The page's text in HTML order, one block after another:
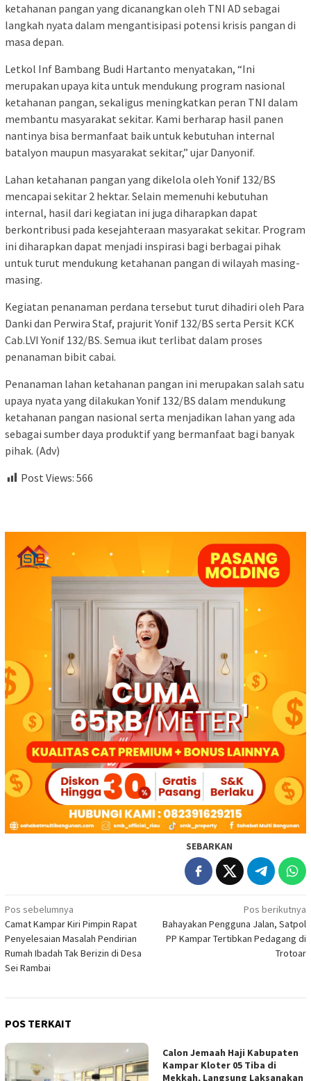
ketahanan pangan yang dicanangkan oleh TNI AD sebagai
langkah nyata dalam mengantisipasi potensi krisis pangan di
masa depan.
Letkol Inf Bambang Budi Hartanto menyatakan, “Ini
merupakan upaya kita untuk mendukung program nasional
ketahanan pangan, sekaligus meningkatkan peran TNI dalam
membantu masyarakat sekitar. Kami berharap hasil panen
nantinya bisa bermanfaat baik untuk kebutuhan internal
batalyon maupun masyarakat sekitar,” ujar Danyonif.
Lahan ketahanan pangan yang dikelola oleh Yonif 132/BS
mencapai sekitar 2 hektar. Selain memenuhi kebutuhan
internal, hasil dari kegiatan ini juga diharapkan dapat
berkontribusi pada kesejahteraan masyarakat sekitar. Program
ini diharapkan dapat menjadi inspirasi bagi berbagai pihak
untuk turut mendukung ketahanan pangan di wilayah masing-
masing.
Kegiatan penanaman perdana tersebut turut dihadiri oleh Para
Danki dan Perwira Staf, prajurit Yonif 132/BS serta Persit KCK
Cab.LVI Yonif 132/BS. Semua ikut terlibat dalam proses
penanaman bibit cabai.
Penanaman lahan ketahanan pangan ini merupakan salah satu
upaya nyata yang dilakukan Yonif 132/BS dalam mendukung
ketahanan pangan nasional serta menjadikan lahan yang ada
sebagai sumber daya produktif yang bermanfaat bagi banyak
pihak. (Adv)
Post Views: 566
SEBARKAN
Navigasi
pos
Pos sebelumnya
Camat Kampar Kiri Pimpin Rapat
Penyelesaian Masalah Pendirian
Rumah Ibadah Tak Berizin di Desa
Sei Rambai
Pos berikutnya
Bahayakan Pengguna Jalan, Satpol
PP Kampar Tertibkan Pedagang di
Trotoar
POS TERKAIT
Calon Jemaah Haji Kabupaten
Kampar Kloter 05 Tiba di
Mekkah, Langsung Laksanakan